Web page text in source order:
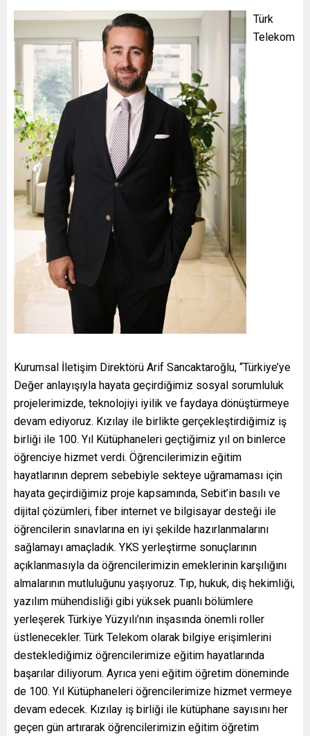
Türk
Telekom
Kurumsal İletişim Direktörü Arif Sancaktaroğlu, “Türkiye’ye
Değer anlayışıyla hayata geçirdiğimiz sosyal sorumluluk
projelerimizde, teknolojiyi iyilik ve faydaya dönüştürmeye
devam ediyoruz. Kızılay ile birlikte gerçekleştirdiğimiz iş
birliği ile 100. Yıl Kütüphaneleri geçtiğimiz yıl on binlerce
öğrenciye hizmet verdi. Öğrencilerimizin eğitim
hayatlarının deprem sebebiyle sekteye uğramaması için
hayata geçirdiğimiz proje kapsamında, Sebit’in basılı ve
dijital çözümleri, fiber internet ve bilgisayar desteği ile
öğrencilerin sınavlarına en iyi şekilde hazırlanmalarını
sağlamayı amaçladık. YKS yerleştirme sonuçlarının
açıklanmasıyla da öğrencilerimizin emeklerinin karşılığını
almalarının mutluluğunu yaşıyoruz. Tıp, hukuk, diş hekimliği,
yazılım mühendisliği gibi yüksek puanlı bölümlere
yerleşerek Türkiye Yüzyılı’nın inşasında önemli roller
üstlenecekler. Türk Telekom olarak bilgiye erişimlerini
desteklediğimiz öğrencilerimize eğitim hayatlarında
başarılar diliyorum. Ayrıca yeni eğitim öğretim döneminde
de 100. Yıl Kütüphaneleri öğrencilerimize hizmet vermeye
devam edecek. Kızılay iş birliği ile kütüphane sayısını her
geçen gün artırarak öğrencilerimizin eğitim öğretim